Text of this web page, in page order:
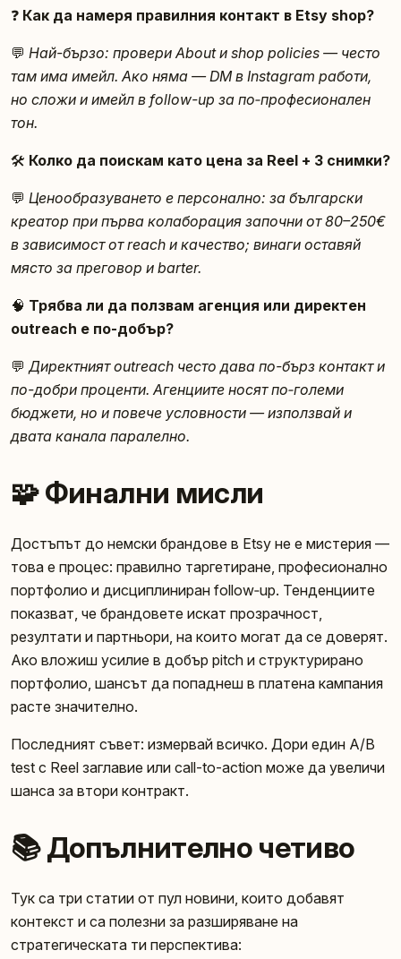
❓ Как да намеря правилния контакт в Etsy shop?
💬 Най-бързо: провери About и shop policies — често
там има имейл. Ако няма — DM в Instagram работи,
но сложи и имейл в follow-up за по‑професионален
тон.
🛠️ Колко да поискам като цена за Reel + 3 снимки?
💬 Ценообразуването е персонално: за български
креатор при първа колаборация започни от 80–250€
в зависимост от reach и качество; винаги оставяй
място за преговор и barter.
🧠 Трябва ли да ползвам агенция или директен
outreach е по-добър?
💬 Директният outreach често дава по-бърз контакт и
по-добри проценти. Агенциите носят по‑големи
бюджети, но и повече условности — използвай и
двата канала паралелно.
🧩 Финални мисли
Достъпът до немски брандове в Etsy не е мистерия —
това е процес: правилно таргетиране, професионално
портфолио и дисциплиниран follow‑up. Тенденциите
показват, че брандовете искат прозрачност,
резултати и партньори, на които могат да се доверят.
Ако вложиш усилие в добър pitch и структурирано
портфолио, шансът да попаднеш в платена кампания
расте значително.
Последният съвет: измервай всичко. Дори един A/B
test с Reel заглавие или call-to-action може да увеличи
шанса за втори контракт.
📚 Допълнително четиво
Тук са три статии от пул новини, които добавят
контекст и са полезни за разширяване на
стратегическата ти перспектива: